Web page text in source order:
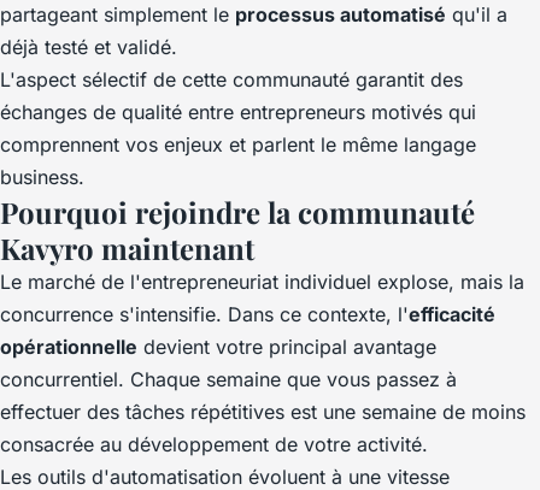
partageant simplement le processus automatisé qu'il a
déjà testé et validé.
L'aspect sélectif de cette communauté garantit des
échanges de qualité entre entrepreneurs motivés qui
comprennent vos enjeux et parlent le même langage
business.
Pourquoi rejoindre la communauté
Kavyro maintenant
Le marché de l'entrepreneuriat individuel explose, mais la
concurrence s'intensifie. Dans ce contexte, l'efficacité
opérationnelle devient votre principal avantage
concurrentiel. Chaque semaine que vous passez à
effectuer des tâches répétitives est une semaine de moins
consacrée au développement de votre activité.
Les outils d'automatisation évoluent à une vitesse